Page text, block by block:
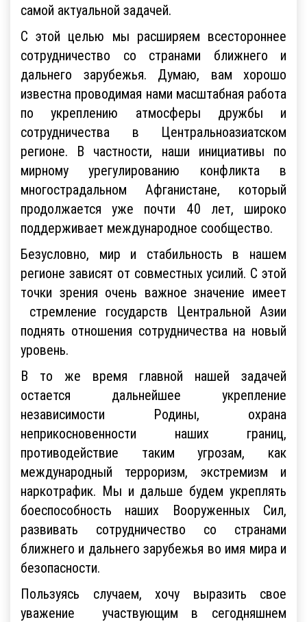
самой актуальной задачей.
С этой целью мы расширяем всестороннее
сотрудничество со странами ближнего и
дальнего зарубежья. Думаю, вам хорошо
известна проводимая нами масштабная работа
по укреплению атмосферы дружбы и
сотрудничества в Центральноазиатском
регионе. В частности, наши инициативы по
мирному урегулированию конфликта в
многострадальном Афганистане, который
продолжается уже почти 40 лет, широко
поддерживает международное сообщество.
Безусловно, мир и стабильность в нашем
регионе зависят от совместных усилий. С этой
точки зрения очень важное значение имеет
стремление государств Центральной Азии
поднять отношения сотрудничества на новый
уровень.
В то же время главной нашей задачей
остается дальнейшее укрепление
независимости Родины, охрана
неприкосновенности наших границ,
противодействие таким угрозам, как
международный терроризм, экстремизм и
наркотрафик. Мы и дальше будем укреплять
боеспособность наших Вооруженных Сил,
развивать сотрудничество со странами
ближнего и дальнего зарубежья во имя мира и
безопасности.
Пользуясь случаем, хочу выразить свое
уважение участвующим в сегодняшнем